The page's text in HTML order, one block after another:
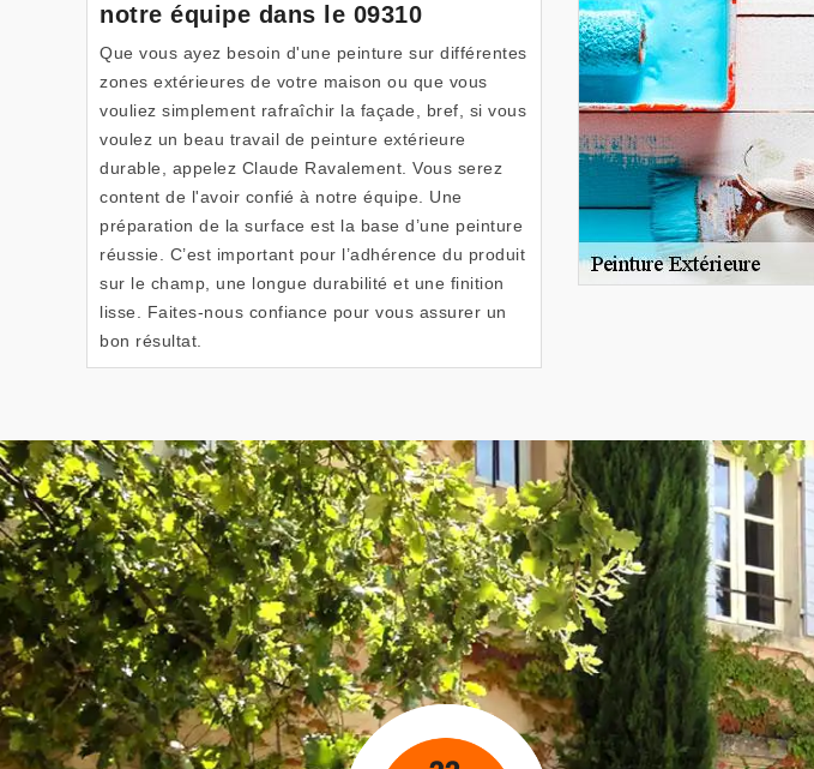
notre équipe dans le 09310
Que vous ayez besoin d'une peinture sur différentes
zones extérieures de votre maison ou que vous
vouliez simplement rafraîchir la façade, bref, si vous
voulez un beau travail de peinture extérieure
durable, appelez Claude Ravalement. Vous serez
content de l'avoir confié à notre équipe. Une
préparation de la surface est la base d’une peinture
réussie. C’est important pour l’adhérence du produit
sur le champ, une longue durabilité et une finition
lisse. Faites-nous confiance pour vous assurer un
bon résultat.